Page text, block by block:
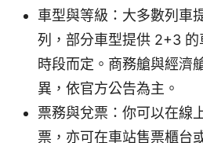
車型與等級：大多數列車
列，部分車型提供 2+3
時段而定。商務艙與經濟
異，依官方公告為主。
票務與兌票：你可以在線
票，亦可在車站售票櫃台